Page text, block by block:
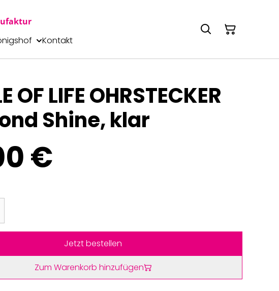
Kontakt
OF LIFE OHRSTECKER
Shine, klar
€
Jetzt bestellen
Zum Warenkorb hinzufügen